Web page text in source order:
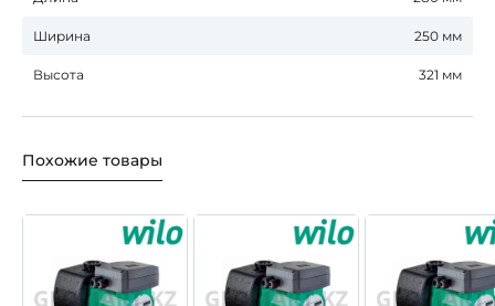
Ширина 250 мм
Высота 321 мм
Похожие товары